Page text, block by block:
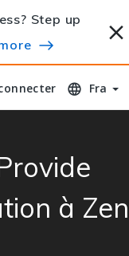
Step up
Fra
à Zen